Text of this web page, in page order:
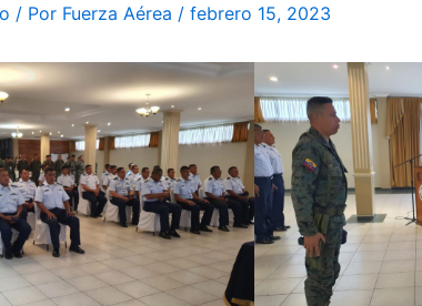
/ Por Fuerza Aérea / febrero 15, 2023